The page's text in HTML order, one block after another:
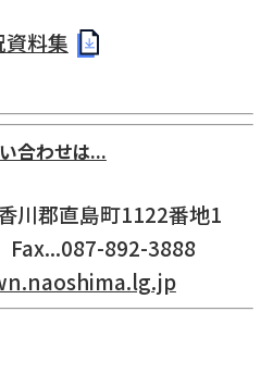
料集
合わせは...
川郡直島町1122番地1
892-3888